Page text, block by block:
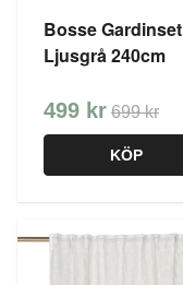
Bosse Gardinset
Ljusgrå 240cm
499 kr 699 kr
KÖP